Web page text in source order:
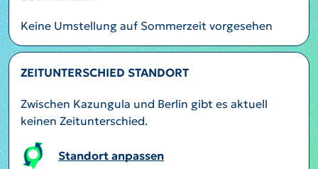
Keine Umstellung auf Sommerzeit vorgesehen
ZEITUNTERSCHIED STANDORT
Zwischen Kazungula und Berlin gibt es aktuell
keinen Zeitunterschied.
Standort anpassen